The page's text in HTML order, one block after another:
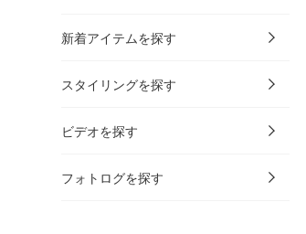
新着アイテムを探す
スタイリングを探す
ビデオを探す
フォトログを探す